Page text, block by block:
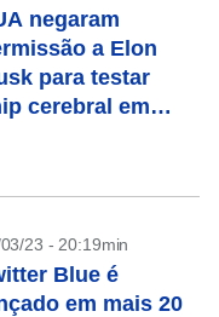
negaram
a Elon
para testar
cerebral em
23 - 20:19min
Blue é
em mais 20